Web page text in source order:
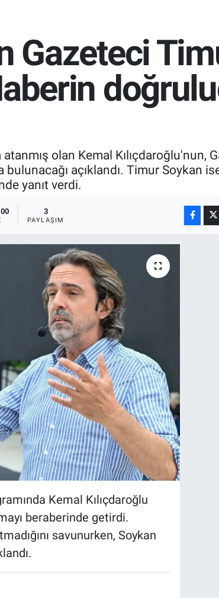
Gazeteci
olan Kemal Kılıçdaroğlu'nun,
açıklandı. Timur Soykan
yanıt verdi.
3
PAYLAŞIM
Kemal Kılıçdaroğlu
beraberinde getirdi.
savunurken, Soykan